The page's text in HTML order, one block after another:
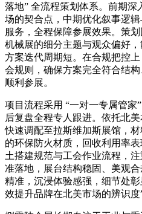
落地” 全流程策划体系。前期
场的契合点，中期优化叙事逻
服务，全程保障参展效果。策
机械展的细分主题与观众偏好
方案迭代周期短。在合规把控
会规则，确保方案完全符合结
顺利参展。
项目流程采用 “一对一专属管家
后复盘全程专人跟进。依托北
快速调配至拉斯维加斯展馆，
的环保防火材质，回收利用率
土搭建规范与工会作业流程，
准落地，展台结构稳固、美观
精准，沉浸体验感强，细节处
效提升品牌在北美市场的辨识度”